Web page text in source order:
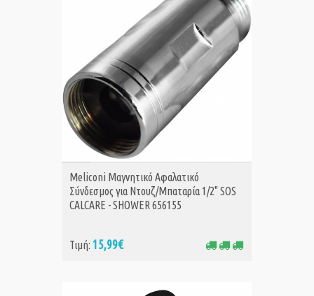
ΑΓΟΡΑ
Meliconi Μαγνητικό Αφαλατικό
Σύνδεσμος για Ντουζ/Μπαταρία 1/2" SOS
CALCARE - SHOWER 656155
Τιμή: 15,99€